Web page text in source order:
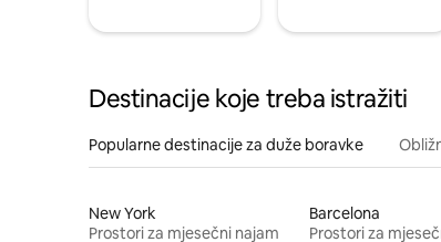
Destinacije koje treba istražiti
Popularne destinacije za duže boravke
New York
Prostori za mjesečni najam
Barcelona
Prostori za